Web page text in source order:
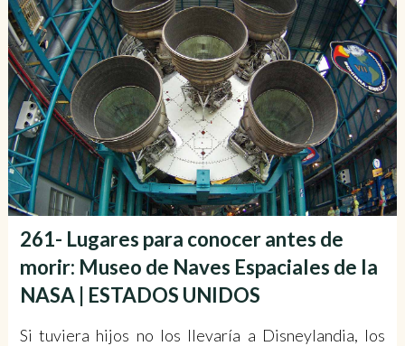
261- Lugares para conocer antes de
morir: Museo de Naves Espaciales de la
NASA | ESTADOS UNIDOS
Si tuviera hijos no los llevaría a Disneylandia, los